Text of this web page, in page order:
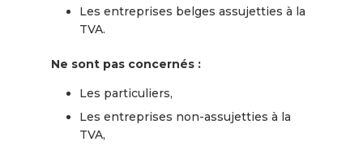
Les entreprises belges assujetties à la
TVA.
Ne sont pas concernés :
Les particuliers,
Les entreprises non-assujetties à la
TVA,